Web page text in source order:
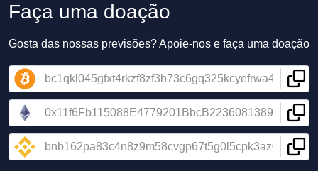
Faça uma doação
Gosta das nossas previsões? Apoie-nos e faça uma doação